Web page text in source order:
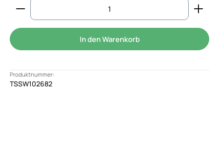
Produkt Anzahl: Gib den gewünschten Wert
In den Warenkorb
Produktnummer:
TSSW102682